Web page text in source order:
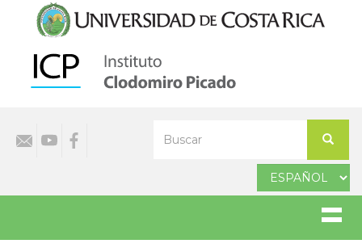
contenido
principal
Buscar
your